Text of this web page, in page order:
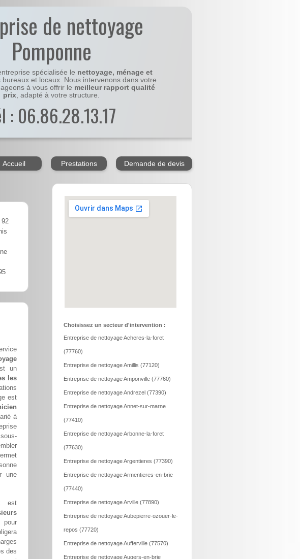
de nettoyage
Pomponne
spécialisée le nettoyage, ménage et
bureaux et locaux. Nous intervenons dans votre
à vous offrir le meilleur rapport qualité
prix, adapté à votre structure.
: 06.86.28.13.17
Accueil Prestations Demande de devis
92
un
les
est
à
une
est
des
Choisissez un secteur d'intervention :
Entreprise de nettoyage Acheres-la-foret
(77760)
Entreprise de nettoyage Amillis (77120)
Entreprise de nettoyage Amponville (77760)
Entreprise de nettoyage Andrezel (77390)
Entreprise de nettoyage Annet-sur-marne
(77410)
Entreprise de nettoyage Arbonne-la-foret
(77630)
Entreprise de nettoyage Argentieres (77390)
Entreprise de nettoyage Armentieres-en-brie
(77440)
Entreprise de nettoyage Arville (77890)
Entreprise de nettoyage Aubepierre-ozouer-le-
repos (77720)
Entreprise de nettoyage Aufferville (77570)
Entreprise de nettoyage Augers-en-brie